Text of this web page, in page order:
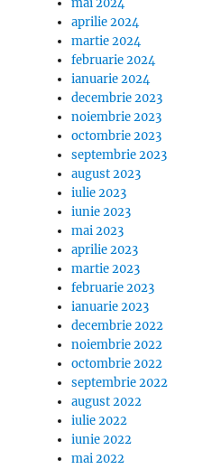
mai 2024
aprilie 2024
martie 2024
februarie 2024
ianuarie 2024
decembrie 2023
noiembrie 2023
octombrie 2023
septembrie 2023
august 2023
iulie 2023
iunie 2023
mai 2023
aprilie 2023
martie 2023
februarie 2023
ianuarie 2023
decembrie 2022
noiembrie 2022
octombrie 2022
septembrie 2022
august 2022
iulie 2022
iunie 2022
mai 2022